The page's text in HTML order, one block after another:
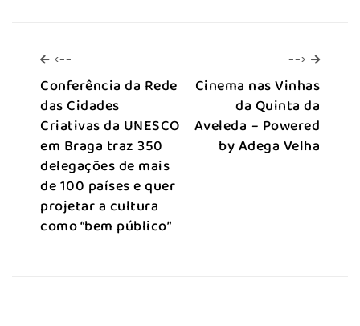
<--
Conferência da Rede
das Cidades
Criativas da UNESCO
em Braga traz 350
delegações de mais
de 100 países e quer
projetar a cultura
como “bem público”
--> -->
Cinema nas Vinhas
da Quinta da
Aveleda – Powered
by Adega Velha